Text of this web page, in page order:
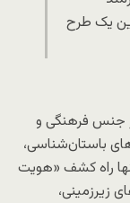
یک طرح
جنس فرهنگی و
باستان‌شناسی،
راه کشف «هویت
زیرزمینی،